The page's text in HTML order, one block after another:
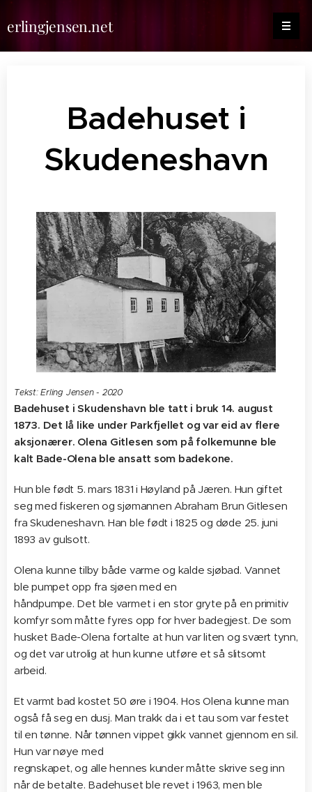
erlingjensen.net
Badehuset i
Skudeneshavn
Tekst: Erling Jensen - 2020
Badehuset i Skudenshavn ble tatt i bruk 14. august
1873. Det lå like under Parkfjellet og var eid av flere
aksjonærer. Olena Gitlesen som på folkemunne ble
kalt Bade-Olena ble ansatt som badekone.
Hun ble født 5. mars 1831 i Høyland på Jæren. Hun giftet
seg med fiskeren og sjømannen Abraham Brun Gitlesen
fra Skudeneshavn. Han ble født i 1825 og døde 25. juni
1893 av gulsott.
Olena kunne tilby både varme og kalde sjøbad. Vannet
ble pumpet opp fra sjøen med en
håndpumpe. Det ble varmet i en stor gryte på en primitiv
komfyr som måtte fyres opp for hver badegjest. De som
husket Bade-Olena fortalte at hun var liten og svært tynn,
og det var utrolig at hun kunne utføre et så slitsomt
arbeid.
Et varmt bad kostet 50 øre i 1904. Hos Olena kunne man
også få seg en dusj. Man trakk da i et tau som var festet
til en tønne. Når tønnen vippet gikk vannet gjennom en sil.
Hun var nøye med
regnskapet, og alle hennes kunder måtte skrive seg inn
når de betalte. Badehuset ble revet i 1963, men ble